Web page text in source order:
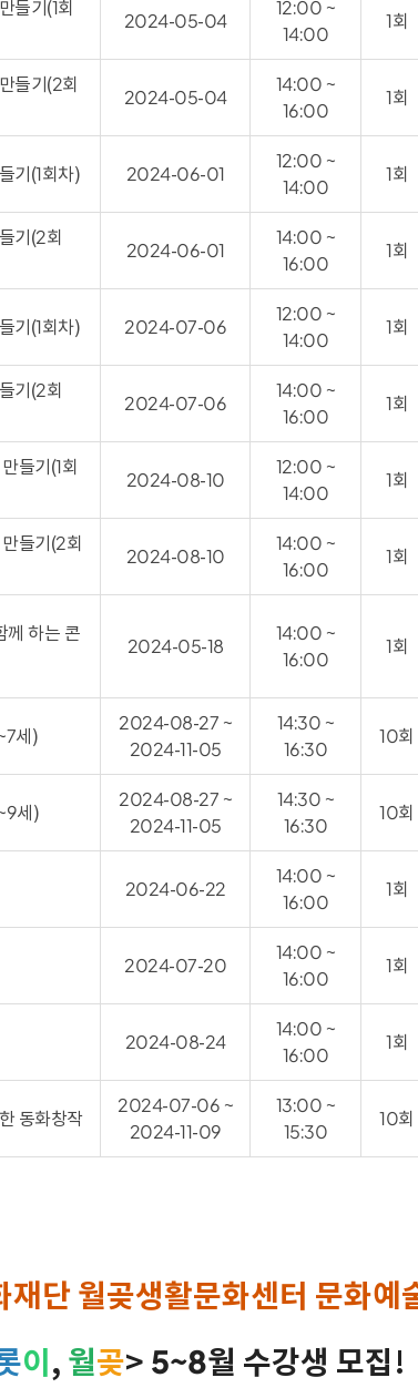
들기(1회
2024-05-04
12:00 ~
14:00
1회
들기(2회
2024-05-04
14:00 ~
16:00
1회
기(1회차) 2024-06-01
12:00 ~
14:00
1회
기(2회
2024-06-01
14:00 ~
16:00
1회
기(1회차) 2024-07-06
12:00 ~
14:00
1회
기(2회
2024-07-06
14:00 ~
16:00
1회
들기(1회
2024-08-10
12:00 ~
14:00
1회
들기(2회
2024-08-10
14:00 ~
16:00
1회
께 하는 콘
2024-05-18
14:00 ~
16:00
1회
세)
2024-08-27 ~
2024-11-05
14:30 ~
16:30
10회
세)
2024-08-27 ~
2024-11-05
14:30 ~
16:30
10회
2024-06-22
14:00 ~
16:00
1회
2024-07-20
14:00 ~
16:00
1회
2024-08-24
14:00 ~
16:00
1회
동화창작
2024-07-06 ~
2024-11-09
13:00 ~
15:30
10회
단 월곶생활문화센터 문화예
이 , 월곶> 5~8월 수강생 모집!